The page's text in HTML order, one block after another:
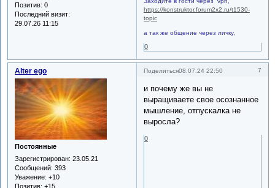
Позитив: 0
Последний визит:
29.07.26 11:15
https://konstruktor.forum2x2.ru/t1530-
topic
а так же общение через личку,
0
Поделиться 7
08.07.24 22:50
Alter ego
Постоянные
Зарегистрирован: 23.05.21
Сообщений: 393
Уважение: +10
Позитив: +15
и почему же вы не
выращиваете свое осознанное
мышление, отпускалка не
выросла?
0